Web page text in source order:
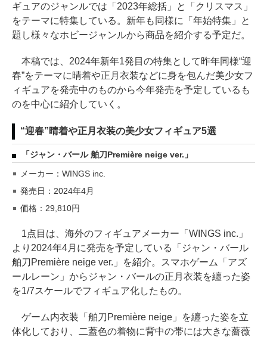
ギュアのジャンルでは「2023年総括」と「クリスマス」
をテーマに特集している。新年も同様に「年始特集」と
題し様々なホビージャンルから商品を紹介する予定だ。
本稿では、2024年新年1発目の特集として昨年同様“迎
春”をテーマに晴着や正月衣装などに身を包んだ美少女フ
ィギュアを発売中のものから今年発売を予定しているも
のを中心に紹介していく。
“迎春”晴着や正月衣装の美少女フィギュア5選
「ジャン・バール 舶刀Première neige ver.」
メーカー：WINGS inc.
発売日：2024年4月
価格：29,810円
1点目は、海外のフィギュアメーカー「WINGS inc.」
より2024年4月に発売を予定している「ジャン・バール
舶刀Première neige ver.」を紹介。スマホゲーム「アズ
ールレーン」からジャン・バールの正月衣装を纏った姿
を1/7スケールでフィギュア化したもの。
ゲーム内衣装「舶刀Première neige」を纏った姿を立
体化しており、二蓋色の着物に背中の帯には大きな薔薇